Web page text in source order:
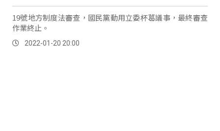
19號地方制度法審查，國民黨動用立委杯葛議事，最終審查
作業終止。
2022-01-20 20:00